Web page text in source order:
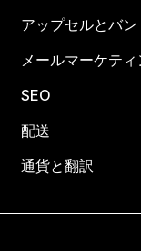
アップセルとバン
メールマーケテ
SEO
配送
通貨と翻訳